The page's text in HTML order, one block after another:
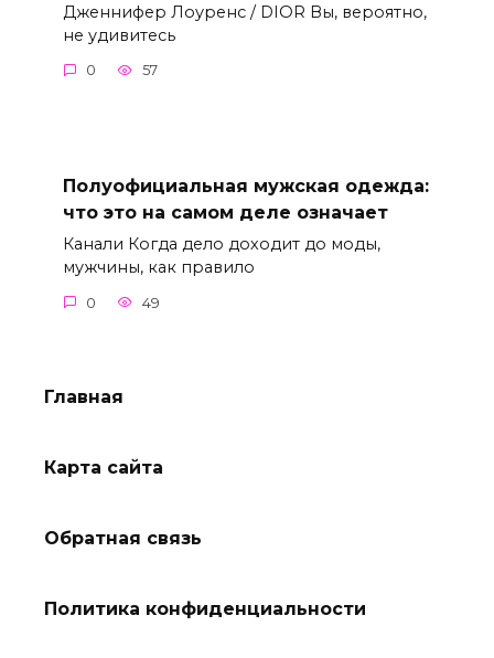
Дженнифер Лоуренс / DIOR Вы, вероятно,
не удивитесь
0 57
Полуофициальная мужская одежда:
что это на самом деле означает
Канали Когда дело доходит до моды,
мужчины, как правило
0 49
Главная
Карта сайта
Обратная связь
Политика конфиденциальности